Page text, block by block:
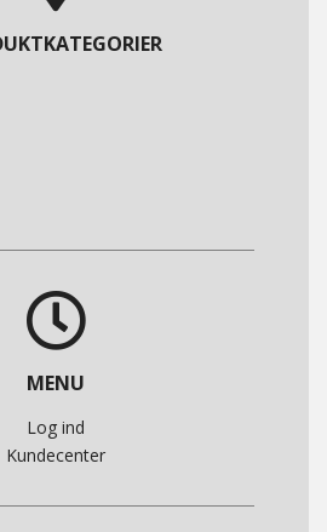
MENU
Log ind
Kundecenter